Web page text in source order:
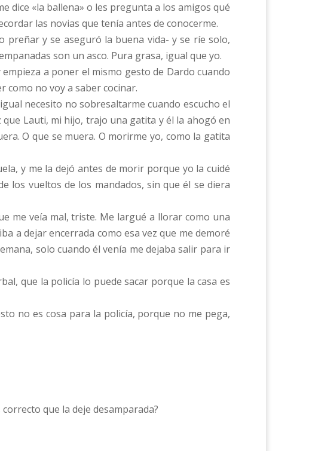
dice «la ballena» o les pregunta a los amigos qué
las novias que tenía antes de conocerme.
preñar y se aseguró la buena vida- y se ríe solo,
son un asco. Pura grasa, igual que yo.
a poner el mismo gesto de Dardo cuando
como no voy a saber cocinar.
necesito no sobresaltarme cuando escucho el
Lauti, mi hijo, trajo una gatita y él la ahogó en
O que se muera. O morirme yo, como la gatita
y me la dejó antes de morir porque yo la cuidé
los vueltos de los mandados, sin que él se diera
me veía mal, triste. Me largué a llorar como una
a dejar encerrada como esa vez que me demoré
solo cuando él venía me dejaba salir para ir
que la policía lo puede sacar porque la casa es
no es cosa para la policía, porque no me pega,
que la deje desamparada?